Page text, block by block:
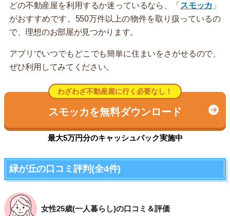
どの不動産屋を利用するか迷っているなら、「 スモッカ 」
がおすすめです。550万件以上の物件を取り扱っているの
で、理想のお部屋が見つかります。
アプリでいつでもどこでも簡単に住まいをさがせるので、
ぜひ利用してみてください。
わざわざ不動産屋に行く必要なし！
スモッカを無料ダウンロード
最大5万円分のキャッシュバック実施中
緑が丘の口コミ評判(全4件)
女性25歳(一人暮らし)の口コミ＆評価